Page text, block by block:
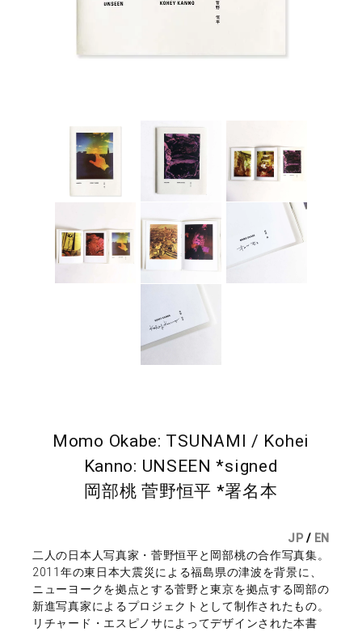
Momo Okabe: TSUNAMI / Kohei
Kanno: UNSEEN *signed
岡部桃 菅野恒平 *署名本
JP / EN
二人の日本人写真家・菅野恒平と岡部桃の合作写真集。
2011年の東日本大震災による福島県の津波を背景に、
ニューヨークを拠点とする菅野と東京を拠点する岡部の
新進写真家によるプロジェクトとして制作されたもの。
リチャード・エスピノサによってデザインされた本書